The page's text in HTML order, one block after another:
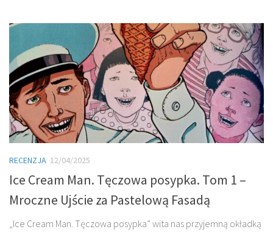
RECENZJA 12/04/2025
Ice Cream Man. Tęczowa posypka. Tom 1 –
Mroczne Ujście za Pastelową Fasadą
„Ice Cream Man. Tęczowa posypka” wita nas przyjemną okładką